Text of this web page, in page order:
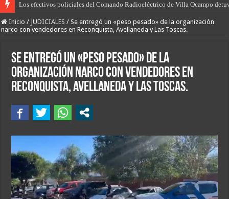
Los efectivos policiales del Comando Radioeléctrico de Villa Ocampo
El desarrollo del norte, “más producción, más empleo y más
Inicio / JUDICIALES / Se entregó un «peso pesado» de la organización
narco con vendedores en Reconquista, Avellaneda y Las Toscas.
Se entregó un «peso pesado» de la
organización narco con vendedores en
Reconquista, Avellaneda y Las Toscas.